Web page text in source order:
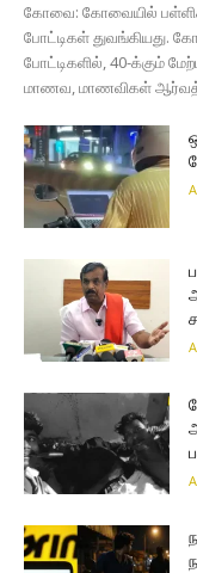
கோவை: கோவையில்
போட்டிகள் துவங்கியது.
போட்டிகளில், 40-க்கும்
மாணவ, மாணவிகள்